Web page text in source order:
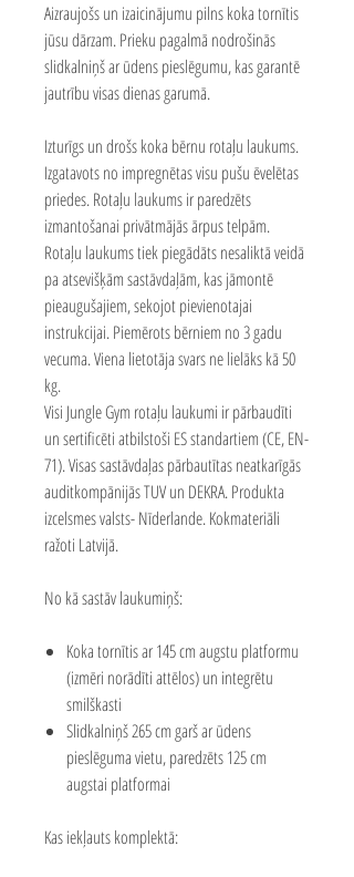
Aizraujošs un izaicinājumu pilns koka tornītis
jūsu dārzam. Prieku pagalmā nodrošinās
slidkalniņš ar ūdens pieslēgumu, kas garantē
jautrību visas dienas garumā.
Izturīgs un drošs koka bērnu rotaļu laukums.
Izgatavots no impregnētas visu pušu ēvelētas
priedes. Rotaļu laukums ir paredzēts
izmantošanai privātmājās ārpus telpām.
Rotaļu laukums tiek piegādāts nesaliktā veidā
pa atsevišķām sastāvdaļām, kas jāmontē
pieaugušajiem, sekojot pievienotajai
instrukcijai. Piemērots bērniem no 3 gadu
vecuma. Viena lietotāja svars ne lielāks kā 50
kg.
Visi Jungle Gym rotaļu laukumi ir pārbaudīti
un sertificēti atbilstoši ES standartiem (CE, EN-
71). Visas sastāvdaļas pārbautītas neatkarīgās
auditkompānijās TUV un DEKRA. Produkta
izcelsmes valsts- Nīderlande. Kokmateriāli
ražoti Latvijā.
No kā sastāv laukumiņš:
Koka tornītis ar 145 cm augstu platformu
(izmēri norādīti attēlos) un integrētu
smilškasti
Slidkalniņš 265 cm garš ar ūdens
pieslēguma vietu, paredzēts 125 cm
augstai platformai
Kas iekļauts komplektā: